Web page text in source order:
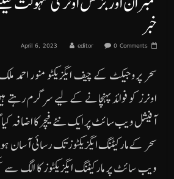
خبر
April 6, 2023 editor 0 Comments
سحر پروجیکٹ کے چیف ایگزیکٹو منور احمد
اونرز کو فوائد پہنچانے کے لیے سرگرم رہتے
آفیشل ویب سائٹ پر ایک نئے فیچر کا اضافہ
سحر کے مارکیٹنگ ایگزیکٹوز تک رسائی آسان
ویب سائٹ پر مارکیٹنگ ایگزیکٹوز کا الگ سے